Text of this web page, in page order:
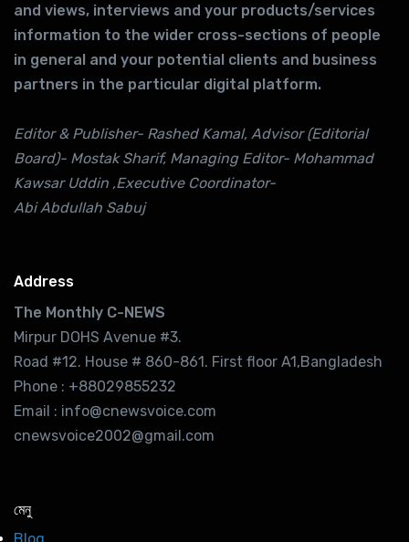
and views, interviews and your products/services
information to the wider cross-sections of people
in general and your potential clients and business
partners in the particular digital platform.
Editor & Publisher- Rashed Kamal, Advisor (Editorial
Board)- Mostak Sharif, Managing Editor- Mohammad
Kawsar Uddin ,Executive Coordinator-
Abi Abdullah Sabuj
Address
The Monthly C-NEWS
Mirpur DOHS Avenue #3.
Road #12. House # 860-861. First floor A1,Bangladesh
Phone : +88029855232
Email : info@cnewsvoice.com
cnewsvoice2002@gmail.com
মেনু
Blog